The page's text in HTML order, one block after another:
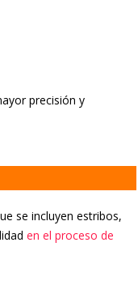
precisión y
se incluyen estribos,
en el proceso de